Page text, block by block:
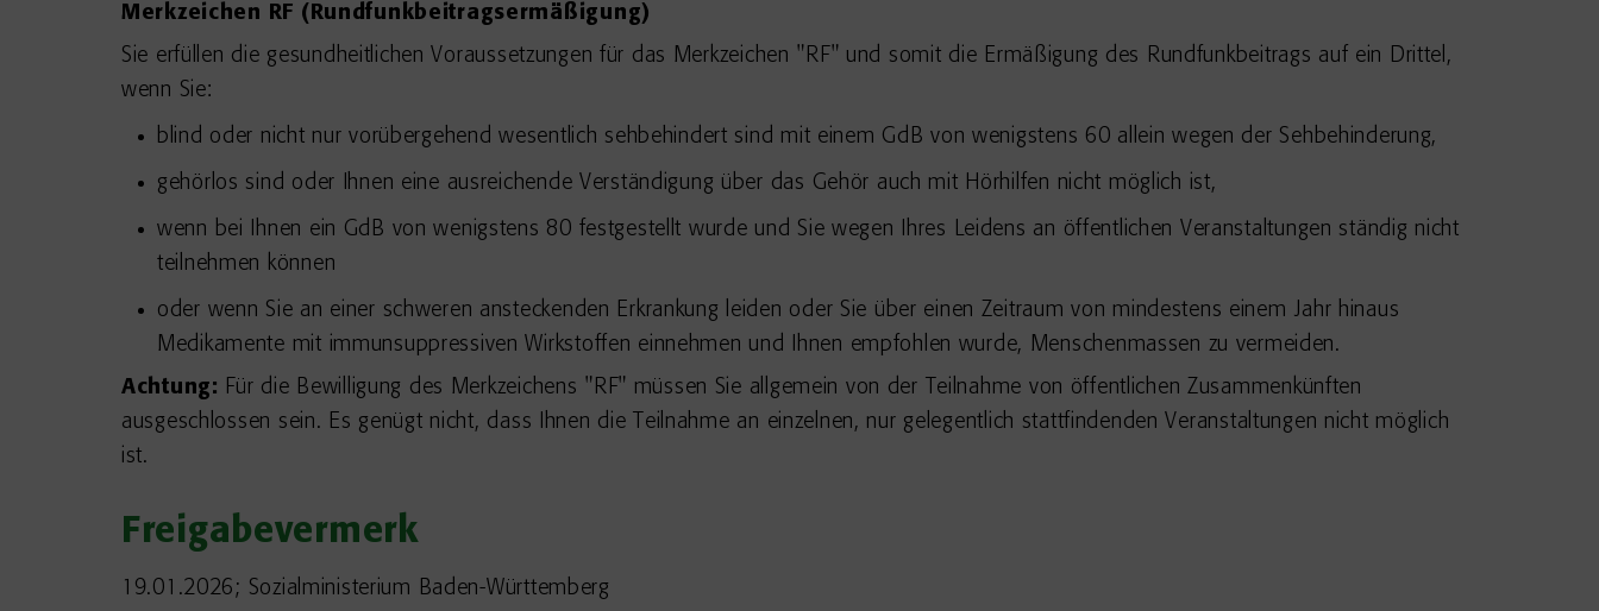
Merkzeichen RF (Rundfunkbeitragsermäßigung)
Sie erfüllen die gesundheitlichen Voraussetzungen für das Merkzeichen "RF" und somit die Ermäßigung des Rundfunkbeitrags auf ein Drittel,
wenn Sie:
blind oder nicht nur vorübergehend wesentlich sehbehindert sind mit einem GdB von wenigstens 60 allein wegen der Sehbehinderung,
gehörlos sind oder Ihnen eine ausreichende Verständigung über das Gehör auch mit Hörhilfen nicht möglich ist,
wenn bei Ihnen ein GdB von wenigstens 80 festgestellt wurde und Sie wegen Ihres Leidens an öffentlichen Veranstaltungen ständig nicht
teilnehmen können
oder wenn Sie an einer schweren ansteckenden Erkrankung leiden oder Sie über einen Zeitraum von mindestens einem Jahr hinaus
Medikamente mit immunsuppressiven Wirkstoffen einnehmen und Ihnen empfohlen wurde, Menschenmassen zu vermeiden.
Achtung: Für die Bewilligung des Merkzeichens "RF" müssen Sie allgemein von der Teilnahme von öffentlichen Zusammenkünften
ausgeschlossen sein. Es genügt nicht, dass Ihnen die Teilnahme an einzelnen, nur gelegentlich stattfindenden Veranstaltungen nicht möglich
ist.
Freigabevermerk
19.01.2026; Sozialministerium Baden-Württemberg